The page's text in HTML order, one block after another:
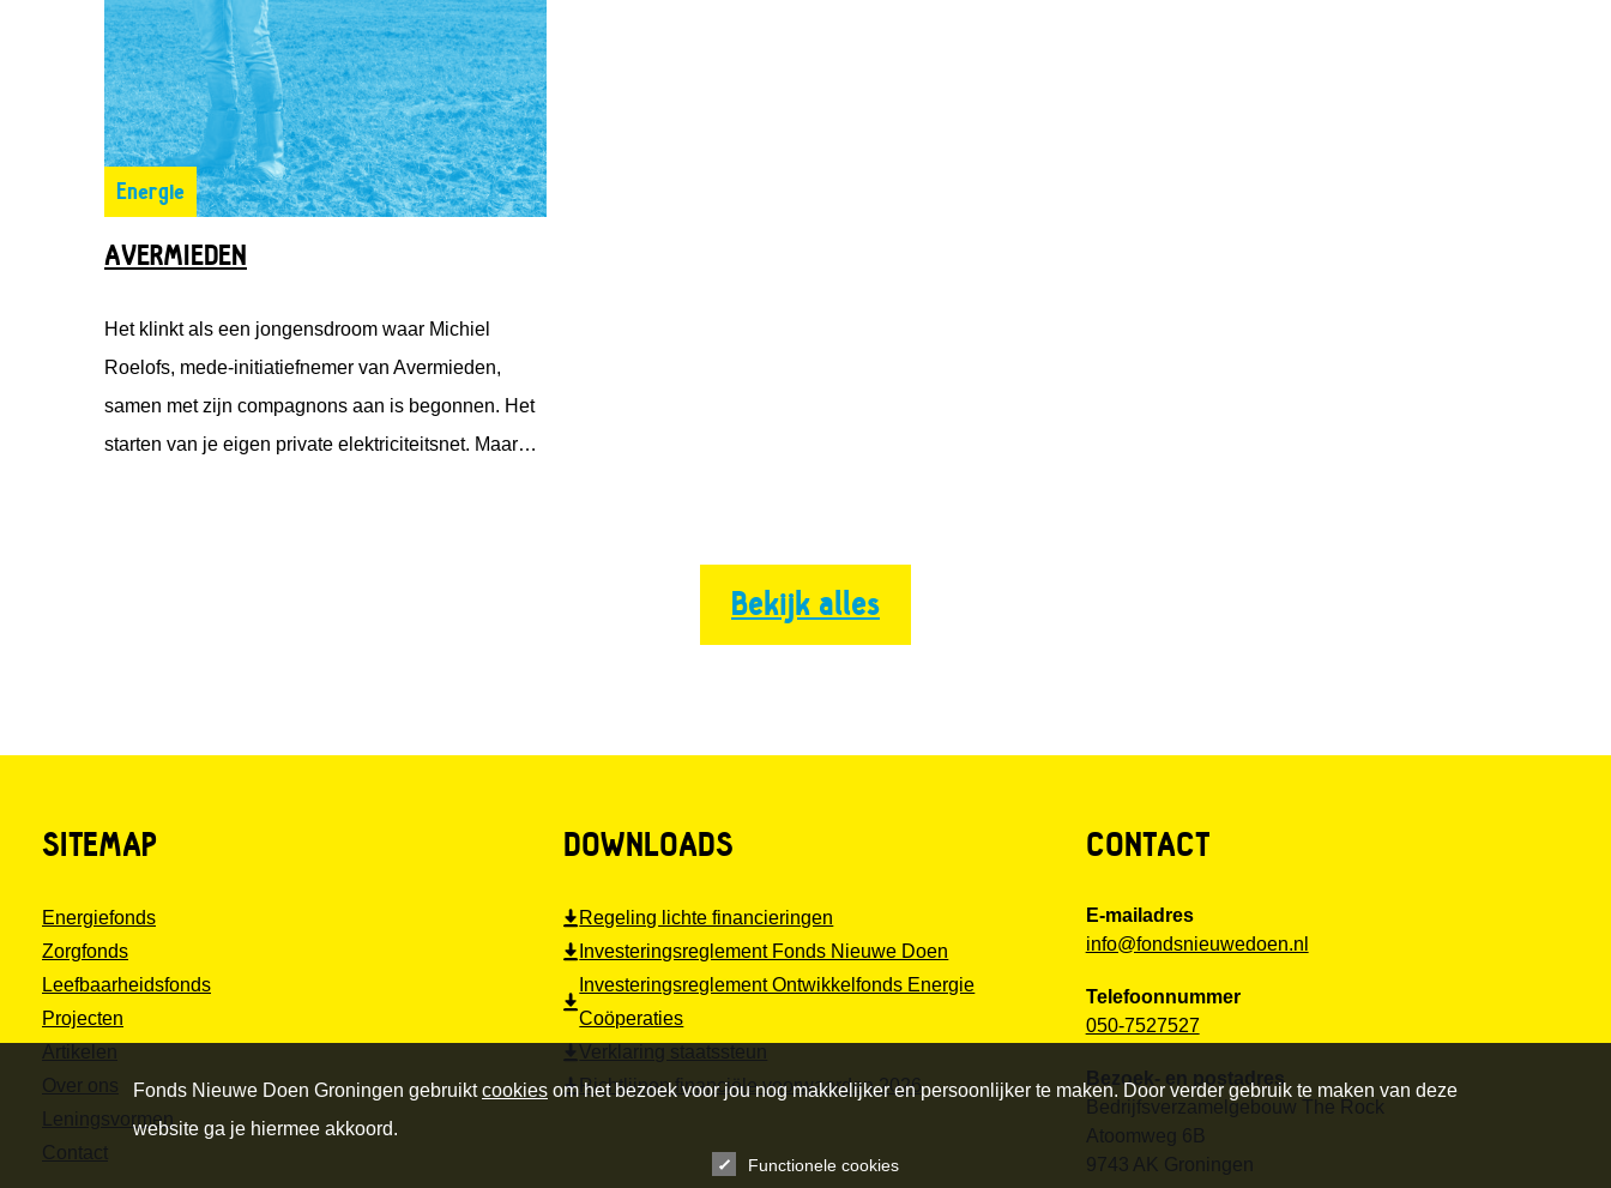
Energie
AVERMIEDEN
Het klinkt als een jongensdroom waar Michiel
Roelofs, mede-initiatiefnemer van Avermieden,
samen met zijn compagnons aan is begonnen. Het
starten van je eigen private elektriciteitsnet. Maar
Bekijk alles
SITEMAP
Energiefonds
Zorgfonds
Leefbaarheidsfonds
Projecten
Artikelen
Over ons
Leningsvormen
Contact
DOWNLOADS
Regeling lichte financieringen
Investeringsreglement Fonds Nieuwe Doen
Investeringsreglement Ontwikkelfonds Energie
Coöperaties
Verklaring staatssteun
Richtlijnen financiële voorwaarden 2026
CONTACT
E-mailadres
info@fondsnieuwedoen.nl
Telefoonnummer
050-7527527
Bezoek- en postadres
Bedrijfsverzamelgebouw The Rock
Atoomweg 6B
9743 AK Groningen
Fonds Nieuwe Doen Groningen gebruiktcookies om het bezoek voor jou nog makkelijker en persoonlijker te maken. Door verder gebruik te maken van deze
website ga je hiermee akkoord.
Functionele cookies